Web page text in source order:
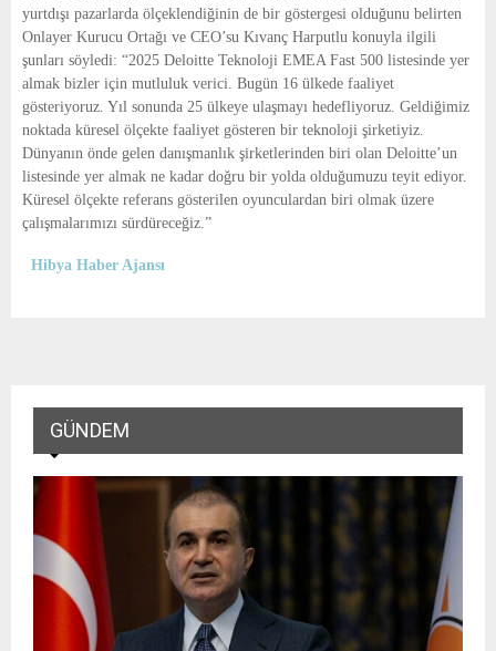
yurtdışı pazarlarda ölçeklendiğinin de bir göstergesi olduğunu belirten
Onlayer Kurucu Ortağı ve CEO’su Kıvanç Harputlu konuyla ilgili
şunları söyledi: “2025 Deloitte Teknoloji EMEA Fast 500 listesinde yer
almak bizler için mutluluk verici. Bugün 16 ülkede faaliyet
gösteriyoruz. Yıl sonunda 25 ülkeye ulaşmayı hedefliyoruz. Geldiğimiz
noktada küresel ölçekte faaliyet gösteren bir teknoloji şirketiyiz.
Dünyanın önde gelen danışmanlık şirketlerinden biri olan Deloitte’un
listesinde yer almak ne kadar doğru bir yolda olduğumuzu teyit ediyor.
Küresel ölçekte referans gösterilen oyunculardan biri olmak üzere
çalışmalarımızı sürdüreceğiz.”
Hibya Haber Ajansı
GÜNDEM